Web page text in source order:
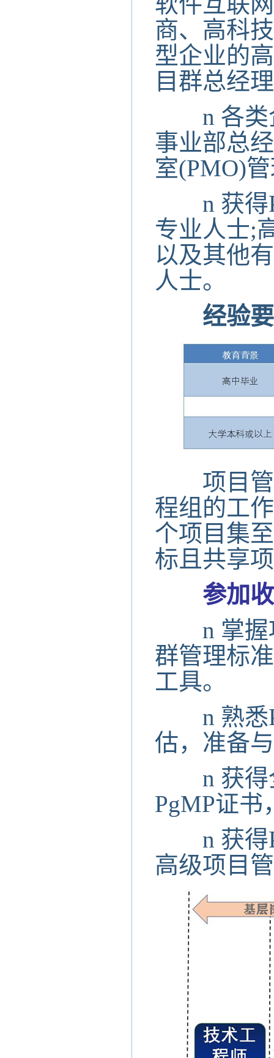
商、高科
型企业的
目群总经
n 各
事业部总
室(PMO)
n 获
专业人士;
以及其他
人士。
经验
项目管
程组的工
个项目集
标且共享
参加
n 掌
群管理标
工具。
n 熟
估，准备
n 获
PgMP证书
n 获
高级项目